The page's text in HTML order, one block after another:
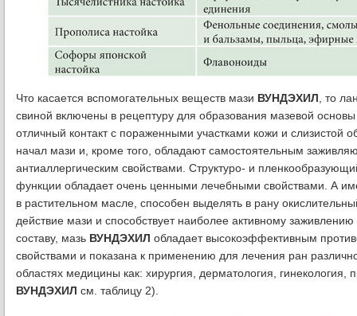
Что касается вспомогательных веществ мази ВУНДЭХИЛ , то
свиной включены в рецептуру для образования мазевой
отличный контакт с пораженными участками кожи и слизистой
начал мази и, кроме того, обладают самостоятельным
антиаллергическим свойствами. Структуро- и
функции обладает очень ценными лечебными свойствами. А
в растительном масле, способен выделять в рану
действие мази и способствует наиболее активному
составу, мазь ВУНДЭХИЛ обладает высокоэффективным
свойствами и показана к применению для лечения ран
областях медицины как: хирургия, дерматология,
ВУНДЭХИЛ см. таблицу 2).